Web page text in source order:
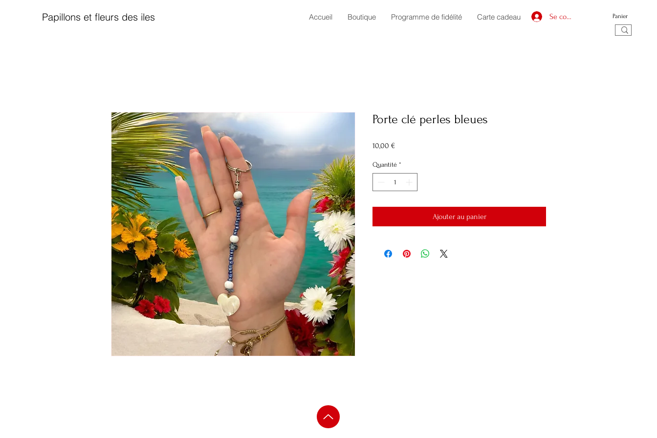
Papillons et fleurs des iles Accueil Boutique Programme de fidélité Carte cadeau Se connecter Panier
Porte clé perles bleues
10,00 €
Quantité *
Ajouter au panier